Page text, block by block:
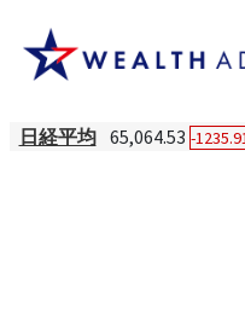
日経平均 65,064.53 -